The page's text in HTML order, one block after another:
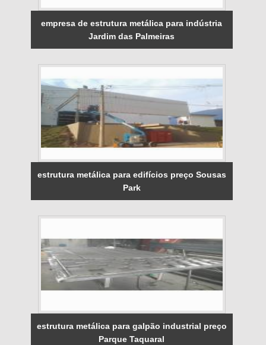
empresa de estrutura metálica para indústria
Jardim das Palmeiras
estrutura metálica para edifícios preço Sousas
Park
estrutura metálica para galpão industrial preço
Parque Taquaral